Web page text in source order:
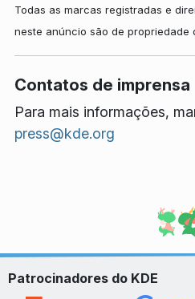
Todas as marcas registradas e
neste anúncio são de propriedade
Contatos de imprensa
Para mais informações,
press@kde.org
Patrocinadores do KDE